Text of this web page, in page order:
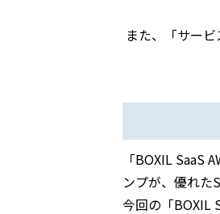
また、「サー
「BOXIL SaaS
ンプが、優れた
今回の「BOXIL